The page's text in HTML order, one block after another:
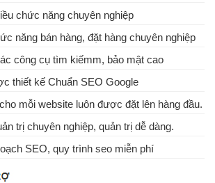
chức năng chuyên nghiệp
năng bán hàng, đặt hàng chuyên nghiệp
công cụ tìm kiếmm, bảo mật cao
thiết kế Chuẩn SEO Google
mỗi website luôn được đặt lên hàng đầu.
trị chuyên nghiệp, quản trị dễ dàng.
SEO, quy trình seo miễn phí